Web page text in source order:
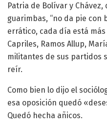
Patria de Bolívar y
guarimbas, “no da pie con
errático, cada día está
Capriles, Ramos Allup,
militantes de sus partidos
reír.
Como bien lo dijo el
esa oposición quedó
Quedó hecha añicos.